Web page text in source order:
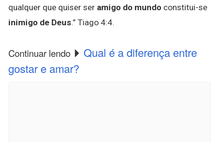
qualquer que quiser ser amigo do mundo constitui-se
inimigo de Deus.” Tiago 4:4.
Continuar lendo
Qual é a diferença entre
gostar e amar?